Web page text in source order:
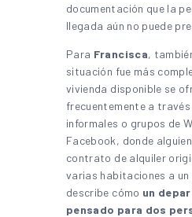
documentación que la
llegada aún no puede
Para Francisca,
situación fue más
vivienda disponible se
frecuentemente a
informales o grupos de
Facebook, donde
contrato de alquiler
varias habitaciones a un
describe cómo un
pensado para dos